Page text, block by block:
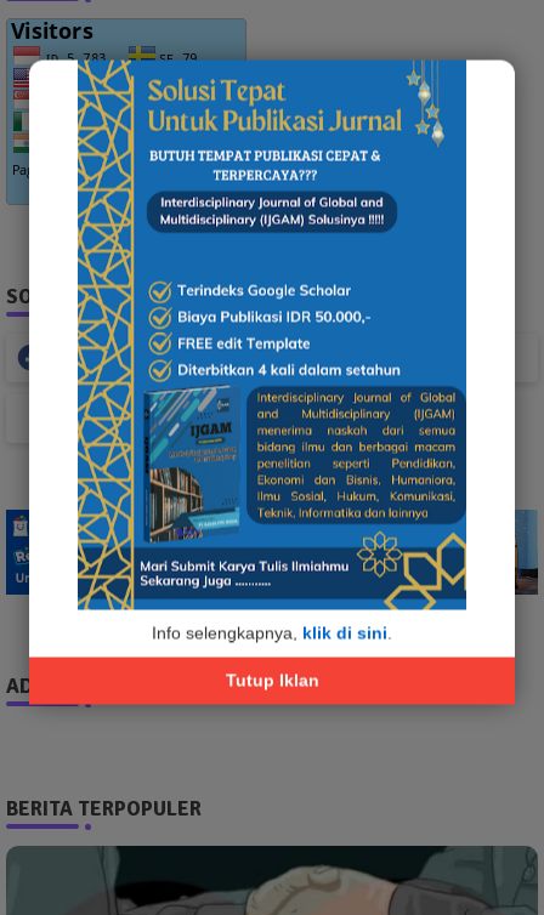
Info selengkapnya, klik di sini
Tutup Iklan
SOCIAL PLUGIN
Facebook
TikTok
ADS
BERITA TERPOPULER